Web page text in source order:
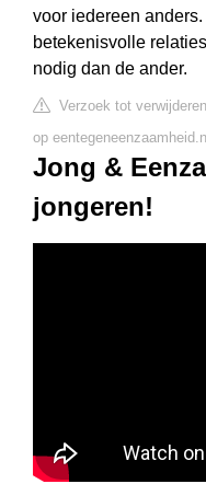
voor iedereen
betekenisvolle
nodig dan de ander.
Verzoek tot
op eentegeneenzaamheid.nl
Jong &
jongeren!